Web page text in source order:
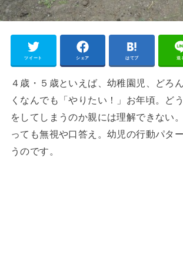
ツイート シェア はてブ 送
４歳・５歳といえば、幼稚園児、どろ
くなんでも「やりたい！」お年頃。ど
をしてしまうのか親には理解できない
っても無視や口答え。幼児の行動パタ
うのです。